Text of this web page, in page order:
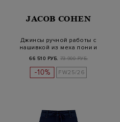
JACOB COHEN
Джинсы ручной работы с
нашивкой из меха пони и
66 510 РУБ. 73 900 РУБ.
-10% FW25/26